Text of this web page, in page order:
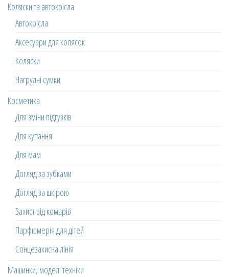
Коляски та автокрісла
Автокрісла
Аксесуари для колясок
Коляски
Нагрудні сумки
Косметика
Для зміни підгузків
Для купання
Для мам
Догляд за зубками
Догляд за шкірою
Захист від комарів
Парфюмерія для дітей
Сонцезахисна лінія
Машинки, моделі техніки